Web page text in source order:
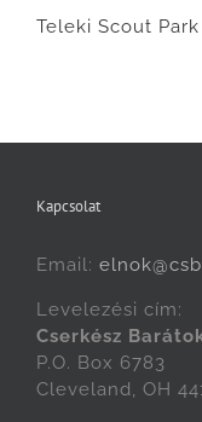
Teleki Scout
Kapcsolat
Email:
Levelezési cím:
Cserkész
P.O. Box 6783
Cleveland, OH